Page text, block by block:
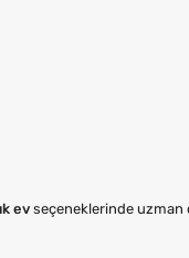
evseçeneklerinde uzman